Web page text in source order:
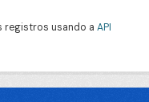
registros usando a API